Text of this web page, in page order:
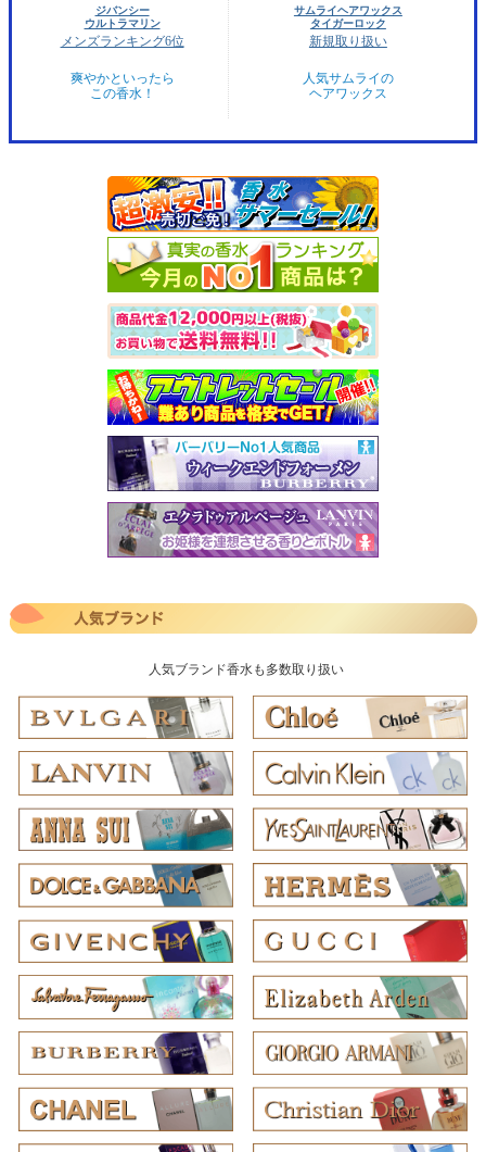
ジバンシー
ウルトラマリン
メンズランキング6位
爽やかといったら
この香水！
サムライヘアワックス
タイガーロック
新規取り扱い
人気サムライの
ヘアワックス
人気ブランド香水も多数取り扱い